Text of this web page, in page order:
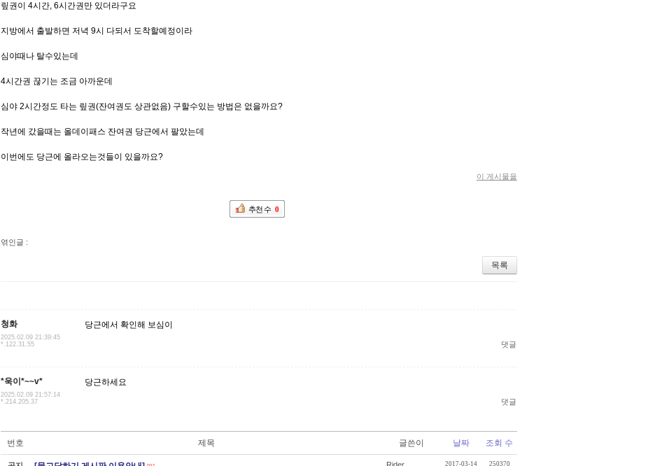
맆권이 4시간, 6시간권만 있더라구요
지방에서 출발하면 저녁 9시 다되서 도착할예정이라
심야때나 탈수있는데
4시간권 끊기는 조금 아까운데
심야 2시간정도 타는 맆권(잔여권도 상관없음) 구할수있는 방법은 없을까요?
작년에 갔을때는 올데이패스 잔여권 당근에서 팔았는데
이번에도 당근에 올라오는것들이 있을까요?
이 게시물을
추천 수 0
엮인글 :
목록
청화
2025.02.09 21:39:45
*.122.31.55
당근에서 확인해 보심이
댓글
*욱이*~~v*
2025.02.09 21:57:14
*.214.205.37
당근하세요
댓글
번호 제목 글쓴이 날짜 조회 수
2017-03-14 250370